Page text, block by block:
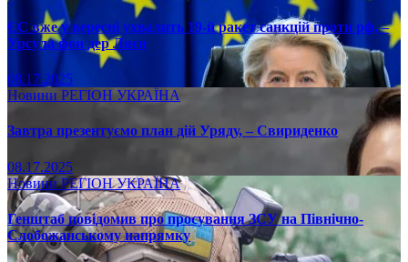
ЄС вже у вересні ухвалить 19-й ракет санкцій проти рф, –
Урсула фон дер Ляєн
08.17.2025
Новини РЕГІОН УКРАЇНА
Завтра презентуємо план дій Уряду, – Свириденко
08.17.2025
НовиниРЕГІОНУКРАЇНА
Генштаб повідомив про просування ЗСУ на Північно-
Слобожанському напрямку